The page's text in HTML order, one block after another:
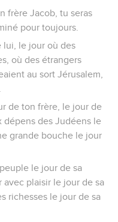
frère Jacob, tu seras
pour toujours.
lui, le jour où des
où des étrangers
au sort Jérusalem,
de ton frère, le jour de
dépens des Judéens le
grande bouche le jour
le jour de sa
avec plaisir le jour de sa
richesses le jour de sa